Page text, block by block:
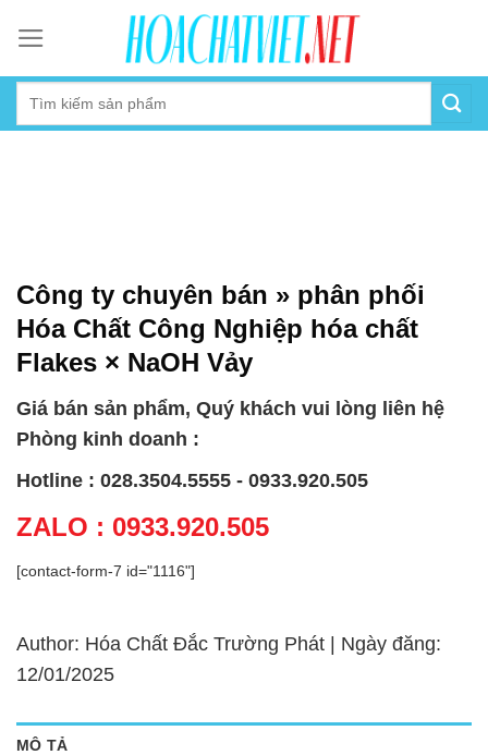
content
Công ty chuyên bán » phân phối
Hóa Chất Công Nghiệp hóa chất
Flakes × NaOH Vảy
Giá bán sản phẩm, Quý khách vui lòng liên hệ
Phòng kinh doanh :
Hotline : 028.3504.5555 - 0933.920.505
ZALO : 0933.920.505
[contact-form-7 id="1116"]
Author: Hóa Chất Đắc Trường Phát | Ngày đăng:
12/01/2025
MÔ TẢ